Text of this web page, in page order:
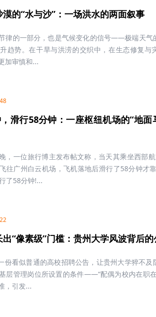
的“水与沙”：一场洪水的两面叙事
律的一部分，也是气候变化的信号——极端天气
趋势。在干旱与洪涝的交织中，在生态修复与
加审慎和...
滑行58分钟：一座枢纽机场的“地面
，一位旅行博主发布帖文称，当天其乘坐西部
往广州白云机场，飞机落地后滑行了58分钟才
了58分钟!...
“像素级”门槛：贵州大学风波背后
份看似普通的高校招聘公告，让贵州大学猝不及
层管理岗位所设置的条件——“配偶为校内在职在
，引发...